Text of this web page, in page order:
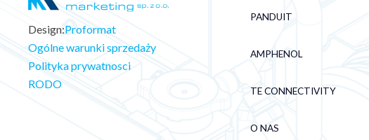
Design:Proformat
Ogólne warunki sprzedaży
Polityka prywatnosci
RODO
PANDUIT
AMPHENOL
TE CONNECTIVITY
O NAS